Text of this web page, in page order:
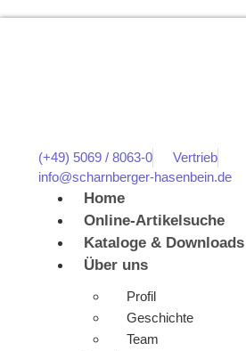
(+49) 5069 / 8063-0
Vertrieb
info@scharnberger-hasenbein.de
Home
Online-Artikelsuche
Kataloge & Downloads
Über uns
Profil
Geschichte
Team